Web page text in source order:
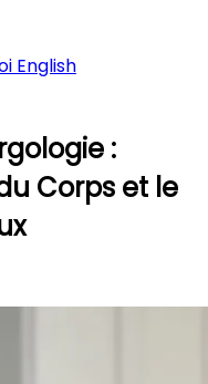
English
:
Corps et le